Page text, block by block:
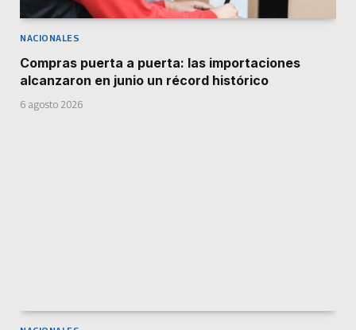
NACIONALES
Compras puerta a puerta: las importaciones
alcanzaron en junio un récord histórico
6 agosto 2026